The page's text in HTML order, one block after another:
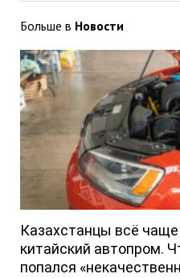
Больше в Новости
Казахстанцы всё
китайский автопром.
попался